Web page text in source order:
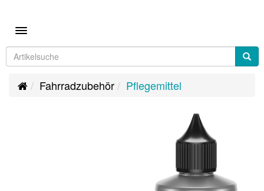
Toggle navigation
Fahrradzubehör Pflegemittel